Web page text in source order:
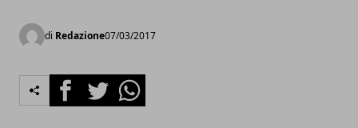
di Redazione07/03/2017
FacebookTwitterWhatsapp